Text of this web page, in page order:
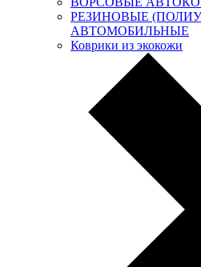
РЕЗИНОВЫЕ
АВТОМОБИЛЬНЫЕ
Коврики из экокожи